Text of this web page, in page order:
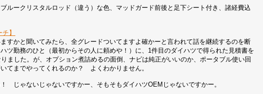
ルークリスタルロッド（違う）な色、マッドガード前後と足下シート付き、諸経費込
】
すかと聞いてみたら、全グレードついてますよ確かーと言われて話を継続するのを断
ツ勤務のひと（最初からその人に頼めや！）に、1件目のダイハツで得られた見積書を
ました。が、オプション煮詰めるの面倒、ナビは純正がいいのか、ポータブル使い回
てまでやってくれるのか？ よくわかりません。
じゃないじゃないですかー、そもそもダイハツOEMじゃないですかー。